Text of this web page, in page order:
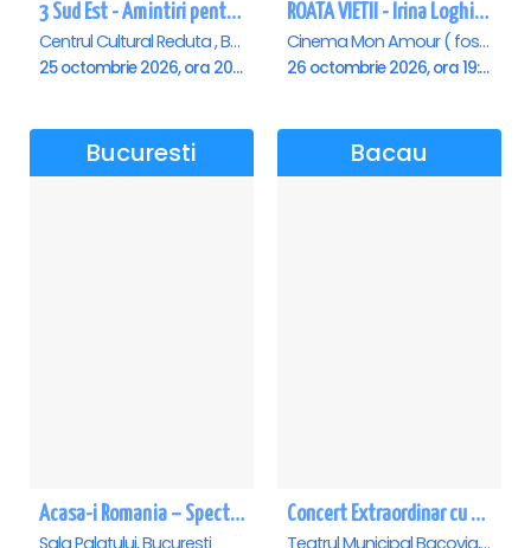
3 Sud Est - Amintiri pentru o viata - Brasov
Centrul Cultural Reduta , Brasov
25 octombrie 2026, ora 20:00
ROATA VIETII - Irina Loghin și Maria Dragomiroiu - Piatra Neamt
Cinema Mon Amour ( fost Dacia ), Piatra-Neamt
26 octombrie 2026, ora 19:00
Bucuresti
Acasa-i Romania – Spectacol
Sala Palatului, Bucuresti
Bacau
Concert Extraordinar cu tenorul Paul Celmare - Bacau
Teatrul Municipal Bacovia, Bacau